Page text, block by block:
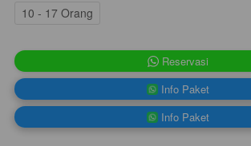
10 - 17 Orang
` Reservasi
` Info Paket
` Info Paket